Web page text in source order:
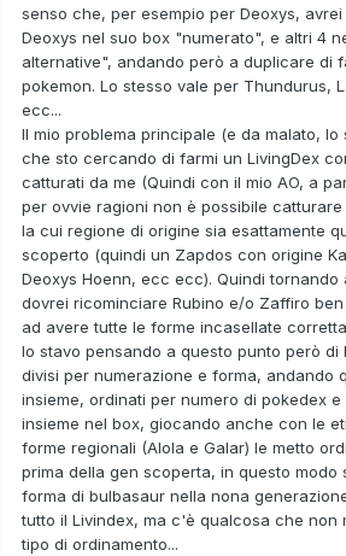
senso che, per esempio per Deoxys,
Deoxys nel suo box "numerato", e altri 4
alternative", andando però a duplicare di
pokemon. Lo stesso vale per Thundurus,
ecc...
Il mio problema principale (e da malato, lo
che sto cercando di farmi un LivingDex
catturati da me (Quindi con il mio AO, a
per ovvie ragioni non è possibile
la cui regione di origine sia esattamente
scoperto (quindi un Zapdos con origine
Deoxys Hoenn, ecc ecc). Quindi tornando
dovrei ricominciare Rubino e/o Zaffiro
ad avere tutte le forme incasellate
Io stavo pensando a questo punto però
divisi per numerazione e forma, andando
insieme, ordinati per numero di pokedex
insieme nel box, giocando anche con le
forme regionali (Alola e Galar) le metto
prima della gen scoperta, in questo modo
forma di bulbasaur nella nona
tutto il Livindex, ma c'è qualcosa che non
tipo di ordinamento...